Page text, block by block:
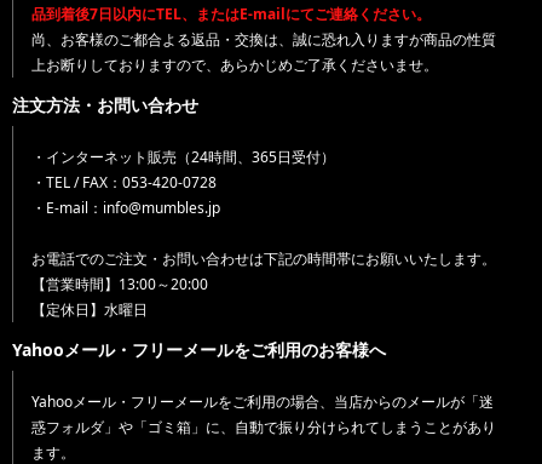
品到着後7日以内にTEL、またはE-mailにてご連絡ください。
尚、お客様のご都合よる返品・交換は、誠に恐れ入りますが商品の性質
上お断りしておりますので、あらかじめご了承くださいませ。
注文方法・お問い合わせ
・インターネット販売（24時間、365日受付）
・TEL / FAX：053-420-0728
・E-mail：info@mumbles.jp
お電話でのご注文・お問い合わせは下記の時間帯にお願いいたします。
【営業時間】13:00～20:00
【定休日】水曜日
Yahooメール・フリーメールをご利用のお客様へ
Yahooメール・フリーメールをご利用の場合、当店からのメールが「迷
惑フォルダ」や「ゴミ箱」に、自動で振り分けられてしまうことがあり
ます。